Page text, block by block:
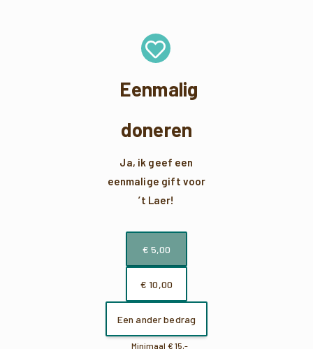
Eenmalig
doneren
Ja, ik geef een
eenmalige gift voor
’t Laer!
€ 5,00
€ 10,00
Een ander bedrag